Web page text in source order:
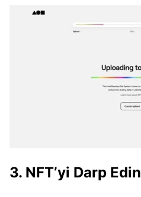
3. NFT’yi Darp Edin